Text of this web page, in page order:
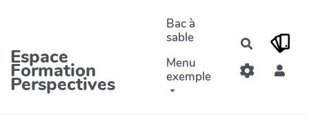
Espace
Formation
Perspectives
Bac à
sable
Menu
exemple